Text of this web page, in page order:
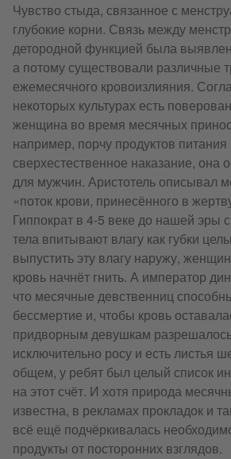
Чувство стыда, связанное с
глубокие корни. Связь между
детородной функцией была
а потому существовали различные
ежемесячного кровоизлияния.
некоторых культурах есть
женщина во время месячных
например, порчу продуктов
сверхестественное наказание, она
для мужчин. Аристотель описывал
«поток крови, принесённого в
Гиппократ в 4-5 веке до нашей эры
тела впитывают влагу как губки
выпустить эту влагу наружу,
кровь начнёт гнить. А император
что месячные девственниц
бессмертие и, чтобы кровь
придворным девушкам
исключительно росу и есть листья
общем, у ребят был целый список
на этот счёт. И хотя природа
известна, в рекламах прокладок и
всё ещё подчёркивалась
продукты от посторонних взглядов.